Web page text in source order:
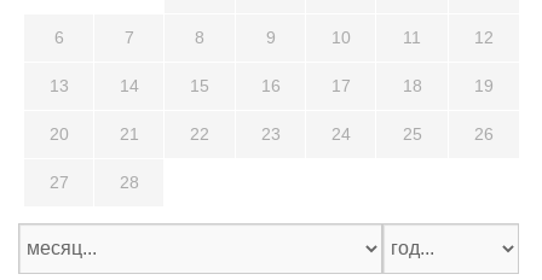
6 7 8 9 10 11 12
13 14 15 16 17 18 19
20 21 22 23 24 25 26
27 28